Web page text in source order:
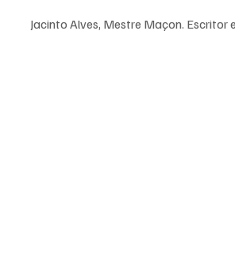
Jacinto Alves, Mestre Maçon. Escritor